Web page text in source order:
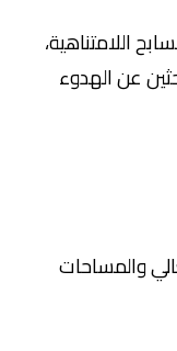
اللامتناهية،
عن الهدوء
والمساحات